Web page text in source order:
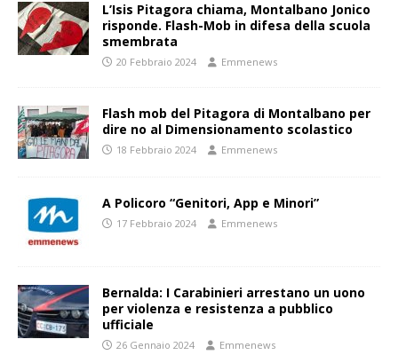
L’Isis Pitagora chiama, Montalbano Jonico
risponde. Flash-Mob in difesa della scuola
smembrata
20 Febbraio 2024 Emmenews
Flash mob del Pitagora di Montalbano per
dire no al Dimensionamento scolastico
18 Febbraio 2024 Emmenews
A Policoro “Genitori, App e Minori”
17 Febbraio 2024 Emmenews
Bernalda: I Carabinieri arrestano un uono
per violenza e resistenza a pubblico
ufficiale
26 Gennaio 2024 Emmenews